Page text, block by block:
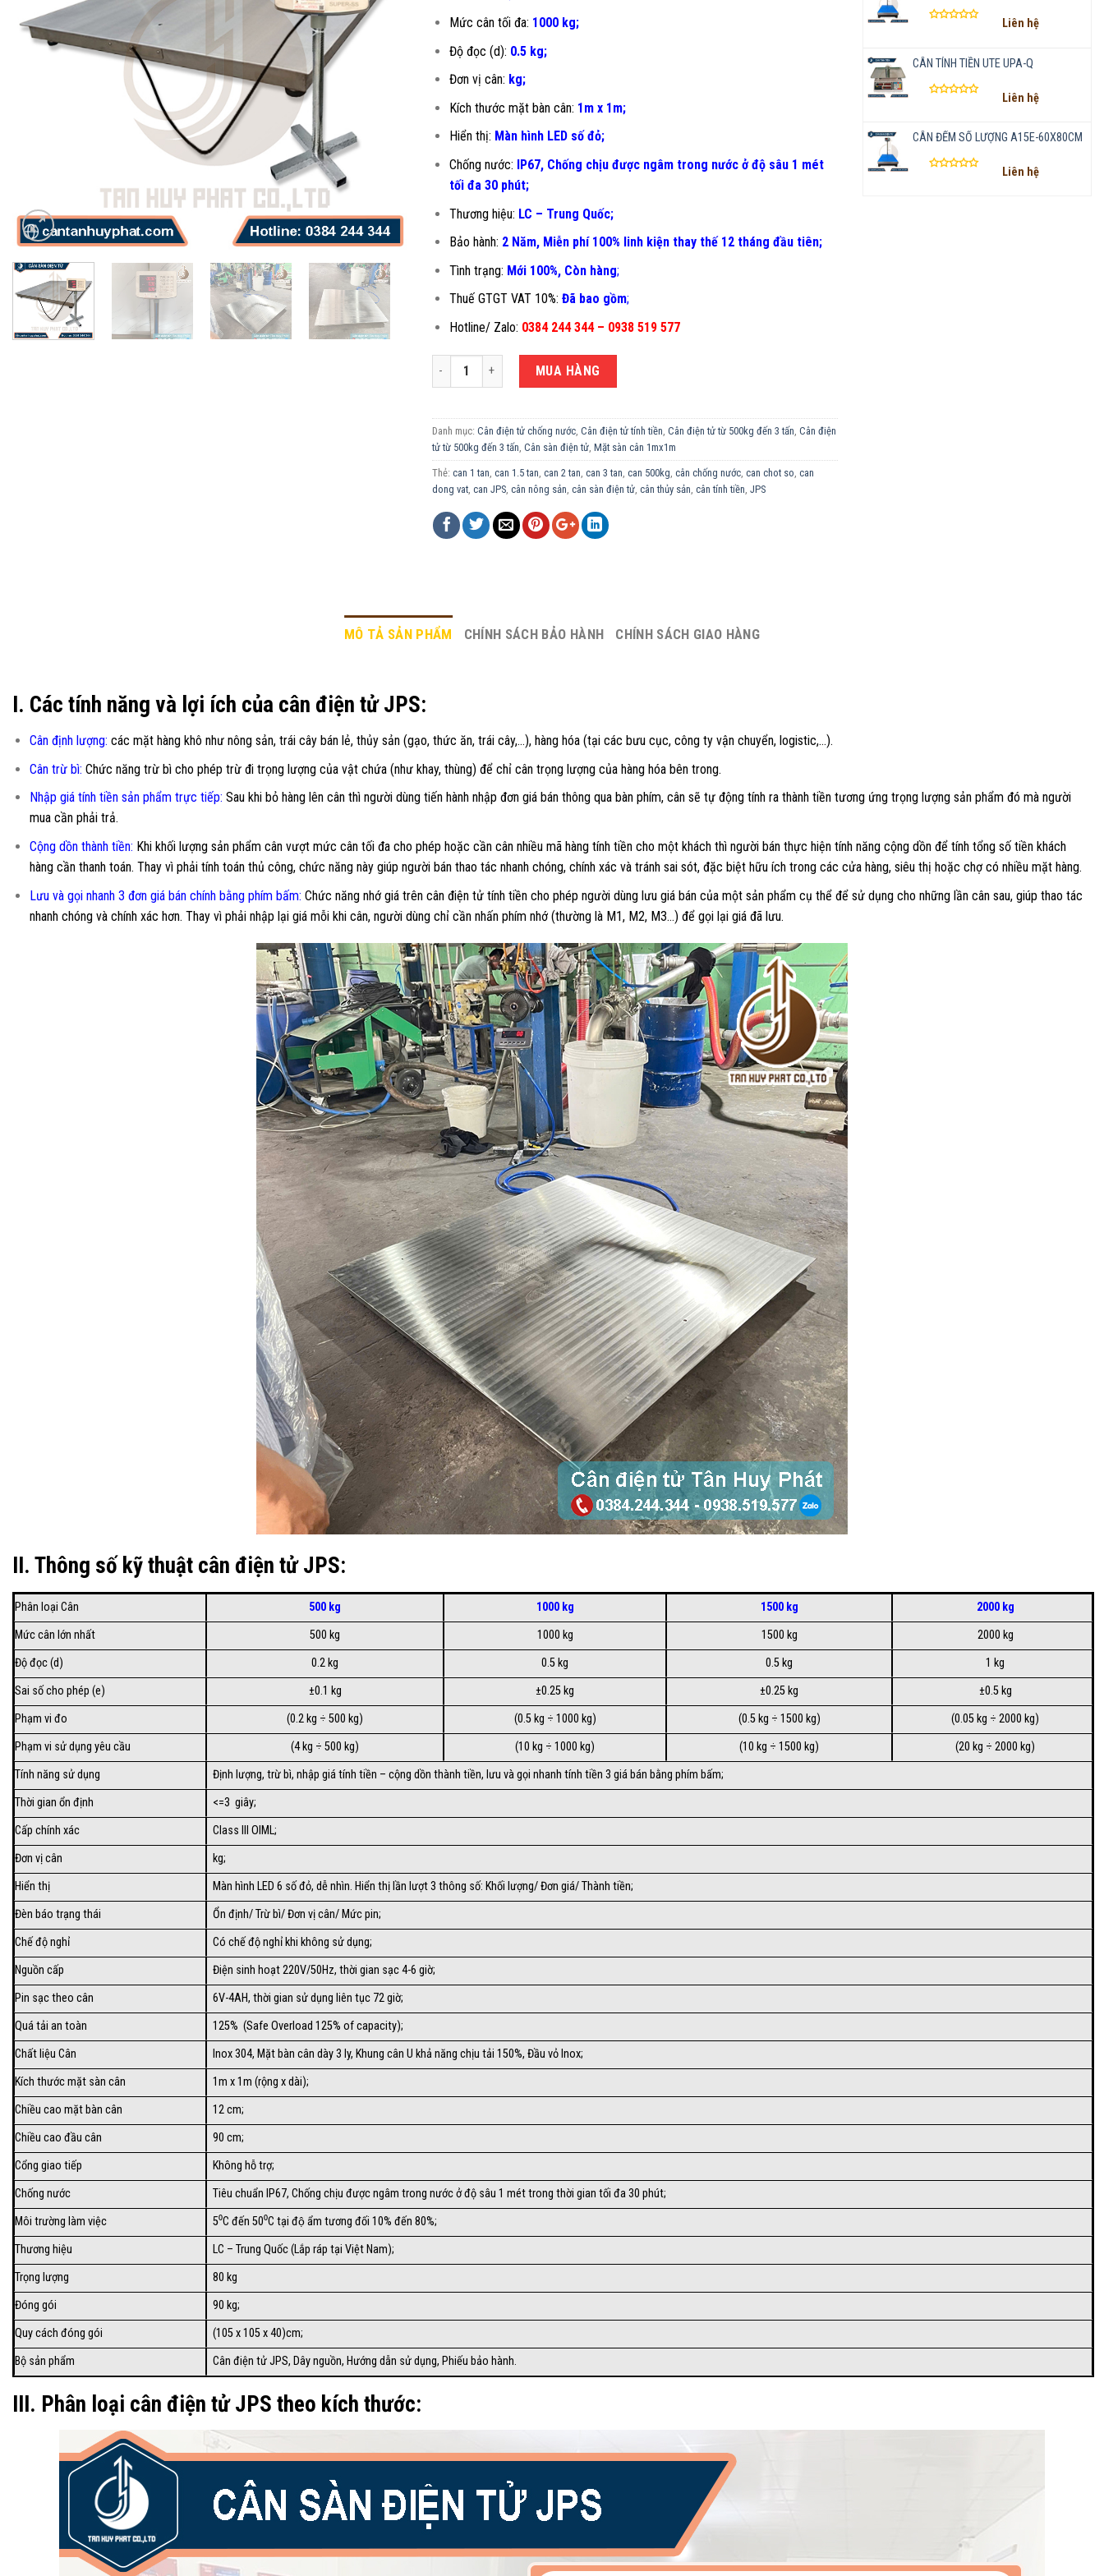
Mức cân tối đa: 1000 kg;
Độ đọc (d): 0.5 kg;
Đơn vị cân: kg;
Kích thước mặt bàn cân: 1m x 1m;
Hiển thị: Màn hình LED số đỏ;
Chống nước: IP67, Chống chịu được ngâm trong nước ở độ sâu 1 mét
tối đa 30 phút;
Thương hiệu: LC – Trung Quốc;
Bảo hành: 2 Năm, Miễn phí 100% linh kiện thay thế 12 tháng đầu tiên;
Tình trạng: Mới 100%, Còn hàng;
Thuế GTGT VAT 10%: Đã bao gồm;
Hotline/ Zalo: 0384 244 344 – 0938 519 577
CÂN TÍNH TIỀN CHỐNG NƯỚC 1 TẤN JPS-1X1M số lượng
MUA HÀNG
Danh mục: Cân điện tử chống nước, Cân điện tử tính tiền Cân điện tử từ 500kg đến 3 tấn Cân điện
tử từ 500kg đến 3 tấn Cân sàn điện tử, Mặt sàn cân 1mx1m
Thẻ: can 1 tan can 1.5 tan can 2 tan can 3 tan can 500kg cân chống nước, can chot so can
dong vat, can JPS, cân nông sản cân sàn điện tử, cân thủy sản cân tính tiền JPS
hạng
5
Liên hệ
CÂN TÍNH TIỀN UTE UPA-Q
hạng
5
Liên hệ
CÂN ĐẾM SỐ LƯỢNG A15E-60X80CM
Liên hệ
MÔ TẢ SẢN PHẨM CHÍNH SÁCH BẢO HÀNH CHÍNH SÁCH GIAO HÀNG
I. Các tính năng và lợi ích của cân điện tử JPS:
Cân định lượng: các mặt hàng khô như nông sản, trái cây bán lẻ, thủy sản (gạo, thức ăn, trái cây,…), hàng hóa (tại các bưu cục, công ty vận chuyển, logistic,…).
Cân trừ bì: Chức năng trừ bì cho phép trừ đi trọng lượng của vật chứa (như khay, thùng) để chỉ cân trọng lượng của hàng hóa bên trong.
Nhập giá tính tiền sản phẩm trực tiếp: Sau khi bỏ hàng lên cân thì người dùng tiến hành nhập đơn giá bán thông qua bàn phím, cân sẽ tự động tính ra thành tiền tương ứng trọng lượng sản phẩm đó mà người
mua cần phải trả.
Cộng dồn thành tiền: Khi khối lượng sản phẩm cân vượt mức cân tối đa cho phép hoặc cần cân nhiều mã hàng tính tiền cho một khách thì người bán thực hiện tính năng cộng dồn để tính tổng số tiền khách
hàng cần thanh toán. Thay vì phải tính toán thủ công, chức năng này giúp người bán thao tác nhanh chóng, chính xác và tránh sai sót, đặc biệt hữu ích trong các cửa hàng, siêu thị hoặc chợ có nhiều mặt hàng.
Lưu và gọi nhanh 3 đơn giá bán chính bằng phím bấm: Chức năng nhớ giá trên cân điện tử tính tiền cho phép người dùng lưu giá bán của một sản phẩm cụ thể để sử dụng cho những lần cân sau, giúp thao tác
nhanh chóng và chính xác hơn. Thay vì phải nhập lại giá mỗi khi cân, người dùng chỉ cần nhấn phím nhớ (thường là M1, M2, M3…) để gọi lại giá đã lưu.
II. Thông số kỹ thuật cân điện tử JPS:
Phân loại Cân 500 kg 1000 kg 1500 kg
2000 kg
Mức cân lớn nhất
500 kg 1000 kg 1500 kg
2000 kg
Độ đọc (d)
0.2 kg 0.5 kg 0.5 kg
1 kg
Sai số cho phép (e)
±0.1 kg ±0.25 kg ±0.25 kg
±0.5 kg
Phạm vi đo
(0.2 kg ÷ 500 kg) (0.5 kg ÷ 1000 kg) (0.5 kg ÷ 1500 kg)
(0.05 kg ÷ 2000 kg)
Phạm vi sử dụng yêu cầu
(4 kg ÷ 500 kg) (10 kg ÷ 1000 kg) (10 kg ÷ 1500 kg)
(20 kg ÷ 2000 kg)
Tính năng sử dụng
Định lượng, trừ bì, nhập giá tính tiền – cộng dồn thành tiền, lưu và gọi nhanh tính tiền 3 giá bán bằng phím bấm;
Thời gian ổn định
<=3 giây;
Cấp chính xác
Class III OIML;
Đơn vị cân
kg;
Hiển thị
Màn hình LED 6 số đỏ, dễ nhìn. Hiển thị lần lượt 3 thông số: Khối lượng/ Đơn giá/ Thành tiền;
Đèn báo trạng thái
Ổn định/ Trừ bì/ Đơn vị cân/ Mức pin;
Chế độ nghỉ
Có chế độ nghỉ khi không sử dụng;
Nguồn cấp
Điện sinh hoạt 220V/50Hz, thời gian sạc 4-6 giờ;
Pin sạc theo cân
6V-4AH, thời gian sử dụng liên tục 72 giờ;
Quá tải an toàn
125% (Safe Overload 125% of capacity);
Chất liệu Cân
Inox 304, Mặt bàn cân dày 3 ly, Khung cân U khả năng chịu tải 150%, Đầu vỏ Inox;
Kích thước mặt sàn cân
1m x 1m (rộng x dài);
Chiều cao mặt bàn cân
12 cm;
Chiều cao đầu cân
90 cm;
Cổng giao tiếp
Không hỗ trợ;
Chống nước
Tiêu chuẩn IP67, Chống chịu được ngâm trong nước ở độ sâu 1 mét trong thời gian tối đa 30 phút;
Môi trường làm việc
5⁰C đến 50⁰C tại độ ẩm tương đối 10% đến 80%;
Thương hiệu
LC – Trung Quốc (Lắp ráp tại Việt Nam);
Trọng lượng
80 kg
Đóng gói
90 kg;
Quy cách đóng gói
(105 x 105 x 40)cm;
Bộ sản phẩm
Cân điện tử JPS, Dây nguồn, Hướng dẫn sử dụng, Phiếu bảo hành.
III. Phân loại cân điện tử JPS theo kích thước: